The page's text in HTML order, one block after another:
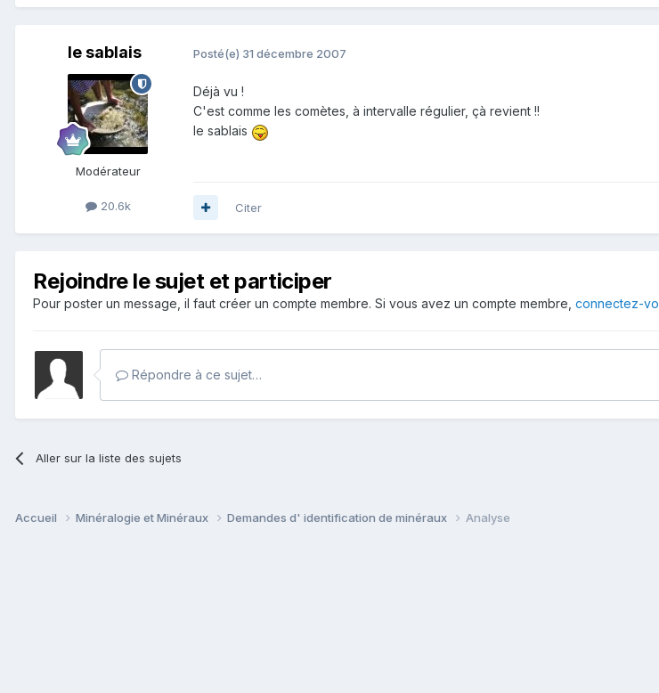
le sablais
Modérateur
20.6k
Posté(e) 31 décembre 2007
Déjà vu !
C'est comme les comètes, à intervalle régulier, çà revient !!
le sablais
Citer
Rejoindre le sujet et participer
Pour poster un message, il faut créer un compte membre. Si vous avez un compte membre, connectez-
Répondre à ce sujet…
Aller sur la liste des sujets
Accueil Minéralogie et Minéraux Demandes d' identification de minéraux Analyse